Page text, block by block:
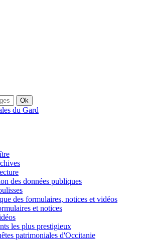
Ok
des données publiques
des formulaires, notices et vidéos
et notices
les plus prestigieux
patrimoniales d'Occitanie